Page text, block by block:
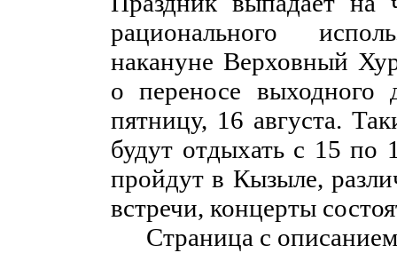
рационального
накануне Верховный
о переносе выходного
пятницу, 16 августа.
будут отдыхать с 15 по
пройдут в Кызыле,
встречи, концерты
Страница с